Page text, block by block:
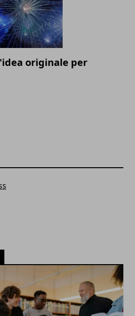
originale per